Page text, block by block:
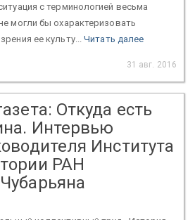
с терминологией весьма
могли бы охарактеризовать
ее культу...Читать далее
31 авг. 2016
Откуда есть
Интервью
Института
РАН